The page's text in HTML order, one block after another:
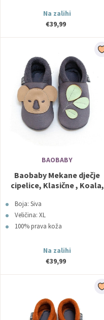
Na zalihi
€39,99
BAOBABY
Baobaby Mekane dječje
cipelice, Klasične , Koala,
Boja: Siva
Veličina: XL
100% prava koža
Na zalihi
€39,99